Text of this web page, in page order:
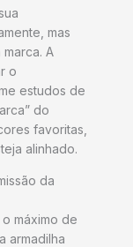
mas
A
o
estudos de
do
favoritas,
alinhado.
da
máximo de
armadilha